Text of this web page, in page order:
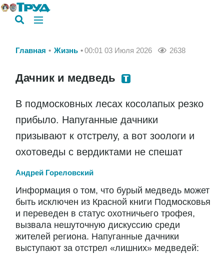
Главная Жизнь 00:01 03 Июля 2026 2638
Дачник и медведь
В подмосковных лесах косолапых резко
прибыло. Напуганные дачники
призывают к отстрелу, а вот зоологи и
охотоведы с вердиктами не спешат
Андрей Гореловский
Информация о том, что бурый медведь может
быть исключен из Красной книги Подмосковья
и переведен в статус охотничьего трофея,
вызвала нешуточную дискуссию среди
жителей региона. Напуганные дачники
выступают за отстрел «лишних» медведей: